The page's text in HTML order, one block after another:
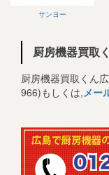
サンヨー
厨房機器買取
厨房機器買取くん
966)もしくは,メー